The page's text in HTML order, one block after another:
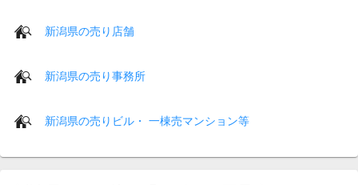
新潟県の売り店舗
新潟県の売り事務所
新潟県の売りビル・ 一棟売マンション等